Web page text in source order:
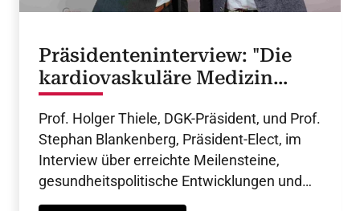
Präsidenteninterview: "Die
kardiovaskuläre Medizin
stärken"
Prof. Holger Thiele, DGK-Präsident, und Prof.
Stephan Blankenberg, Präsident-Elect, im
Interview über erreichte Meilensteine,
gesundheitspolitische Entwicklungen und
kommende Herausforderungen für die